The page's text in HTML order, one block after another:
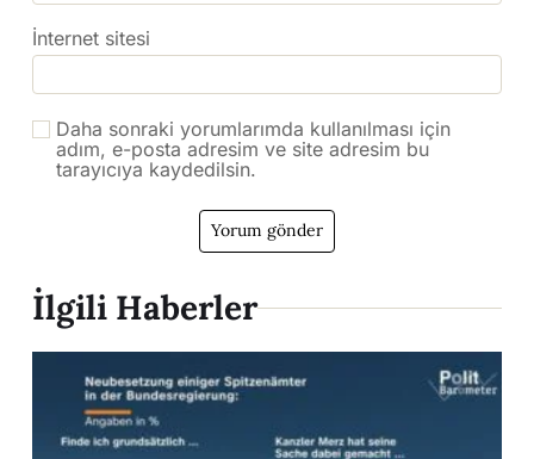
İnternet sitesi
Daha sonraki yorumlarımda kullanılması için
adım, e-posta adresim ve site adresim bu
tarayıcıya kaydedilsin.
İlgili Haberler